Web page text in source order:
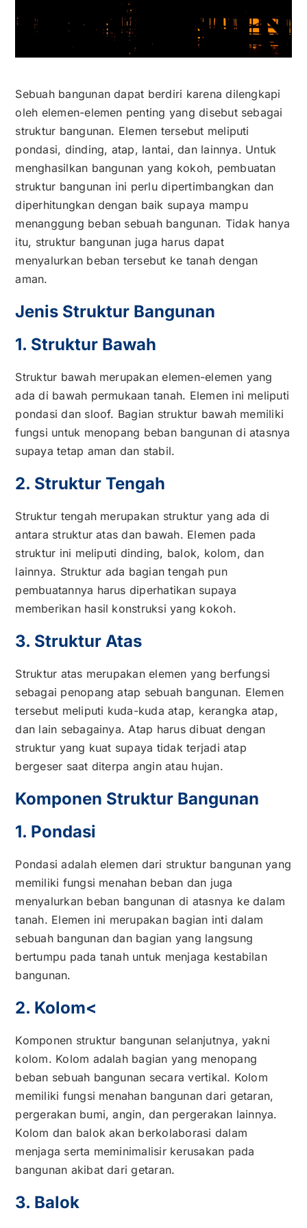
Kontak
Sebuah bangunan dapat berdiri karena dilengkapi
oleh elemen-elemen penting yang disebut sebagai
struktur bangunan. Elemen tersebut meliputi
pondasi, dinding, atap, lantai, dan lainnya. Untuk
menghasilkan bangunan yang kokoh, pembuatan
struktur bangunan ini perlu dipertimbangkan dan
diperhitungkan dengan baik supaya mampu
menanggung beban sebuah bangunan. Tidak hanya
itu, struktur bangunan juga harus dapat
menyalurkan beban tersebut ke tanah dengan
aman.
Jenis Struktur Bangunan
1. Struktur Bawah
Struktur bawah merupakan elemen-elemen yang
ada di bawah permukaan tanah. Elemen ini meliputi
pondasi dan sloof. Bagian struktur bawah memiliki
fungsi untuk menopang beban bangunan di atasnya
supaya tetap aman dan stabil.
2. Struktur Tengah
Struktur tengah merupakan struktur yang ada di
antara struktur atas dan bawah. Elemen pada
struktur ini meliputi dinding, balok, kolom, dan
lainnya. Struktur ada bagian tengah pun
pembuatannya harus diperhatikan supaya
memberikan hasil konstruksi yang kokoh.
3. Struktur Atas
Struktur atas merupakan elemen yang berfungsi
sebagai penopang atap sebuah bangunan. Elemen
tersebut meliputi kuda-kuda atap, kerangka atap,
dan lain sebagainya. Atap harus dibuat dengan
struktur yang kuat supaya tidak terjadi atap
bergeser saat diterpa angin atau hujan.
Komponen Struktur Bangunan
1. Pondasi
Pondasi adalah elemen dari struktur bangunan yang
memiliki fungsi menahan beban dan juga
menyalurkan beban bangunan di atasnya ke dalam
tanah. Elemen ini merupakan bagian inti dalam
sebuah bangunan dan bagian yang langsung
bertumpu pada tanah untuk menjaga kestabilan
bangunan.
2. Kolom<
Komponen struktur bangunan selanjutnya, yakni
kolom. Kolom adalah bagian yang menopang
beban sebuah bangunan secara vertikal. Kolom
memiliki fungsi menahan bangunan dari getaran,
pergerakan bumi, angin, dan pergerakan lainnya.
Kolom dan balok akan berkolaborasi dalam
menjaga serta meminimalisir kerusakan pada
bangunan akibat dari getaran.
3. Balok